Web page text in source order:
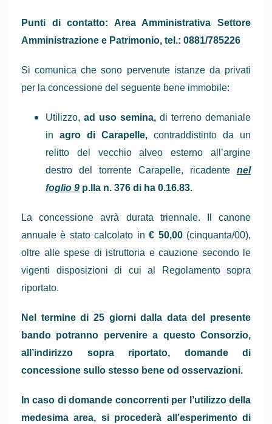
Punti di contatto: Area Amministrativa Settore
Amministrazione e Patrimonio, tel.: 0881/785226
Si comunica che sono pervenute istanze da privati
per la concessione del seguente bene immobile:
Utilizzo, ad uso semina, di terreno demaniale
in agro di Carapelle, contraddistinto da un
relitto del vecchio alveo esterno all’argine
destro del torrente Carapelle, ricadente
nel
foglio 9 p.lla n. 376 di ha 0.16.83.
La concessione avrà durata triennale. Il canone
annuale è stato calcolato in€ 50,00(cinquanta/00),
oltre alle spese di istruttoria e cauzione secondo le
vigenti disposizioni di cui al Regolamento sopra
riportato.
Nel termine di 25 giorni dalla data del presente
bando potranno pervenire a que­sto Consorzio,
all’indirizzo sopra riportato, domande di
concessione sullo stesso bene od osserva­zioni.
In caso di domande concorrenti per l’utilizzo della
medesima area, si procederà all’esperimento di